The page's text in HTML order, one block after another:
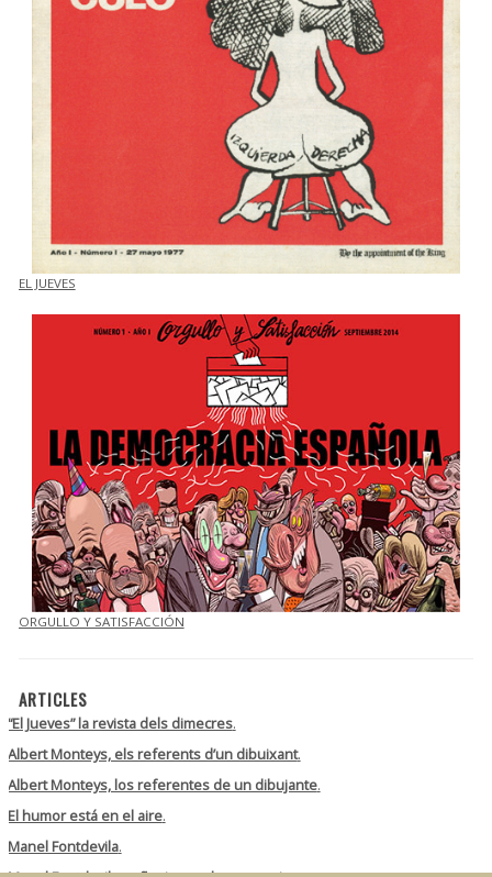
EL JUEVES
ORGULLO Y SATISFACCIÓN
ARTICLES
“El Jueves” la revista dels dimecres.
Albert Monteys, els referents d’un dibuixant.
Albert Monteys, los referentes de un dibujante.
El humor está en el aire.
Manel Fontdevila.